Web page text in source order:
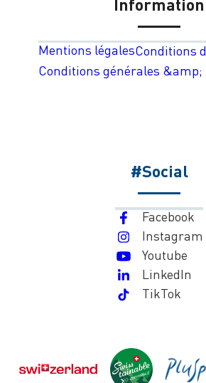
Mentions légalesConditions
Conditions générales
#Social
Facebook
Instagram
Youtube
LinkedIn
TikTok